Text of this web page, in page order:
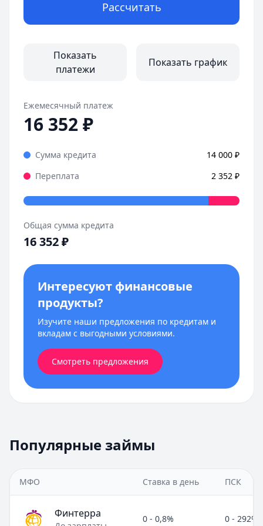
Рассчитать
Показать
платежи
Показать график
Ежемесячный платеж
16 352₽
Сумма кредита 14 000 ₽
Переплата
2 352 ₽
Общая сумма кредита
16 352₽
Интересуют финансовые
продукты?
Изучите наши предложения по кредитам и
вкладам с выгодными условиями.
Смотреть предложения
Популярные займы
МФО Ставка в день ПСК
Финтерра 0 - 0,8% 0 - 292%